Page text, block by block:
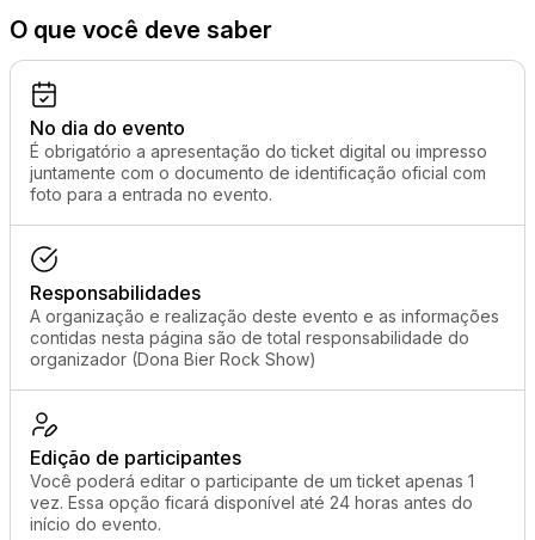
O que você deve saber
No dia do evento
É obrigatório a apresentação do ticket digital ou impresso
juntamente com o documento de identificação oficial com
foto para a entrada no evento.
Responsabilidades
A organização e realização deste evento e as informações
contidas nesta página são de total responsabilidade do
organizador (Dona Bier Rock Show)
Edição de participantes
Você poderá editar o participante de um ticket apenas 1
vez. Essa opção ficará disponível até 24 horas antes do
início do evento.